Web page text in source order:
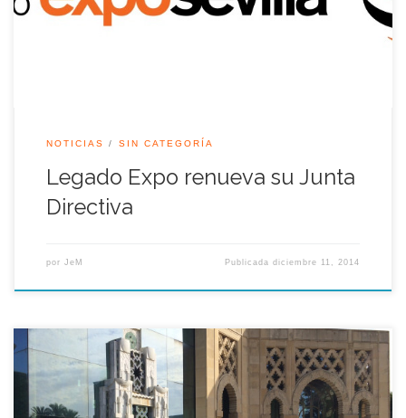
unanimidad de los presentes, con el hecho destacado del
cambio en la presidencia.
NOTICIAS SIN CATEGORÍA
Legado Expo renueva su Junta
Directiva
por JeM Publicadadiciembre 11, 2014
La cita de este pasado 18 de Octubre nos llevó por un